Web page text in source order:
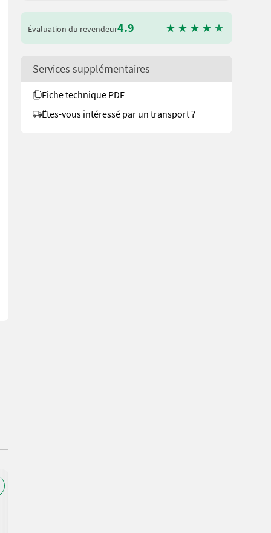
oder Sägespäne > kann Äste von einer Dicke bis 30
Évaluation du revendeur4.9
Services supplémentaires
Fiche technique PDF
Êtes-vous intéressé par un transport ?